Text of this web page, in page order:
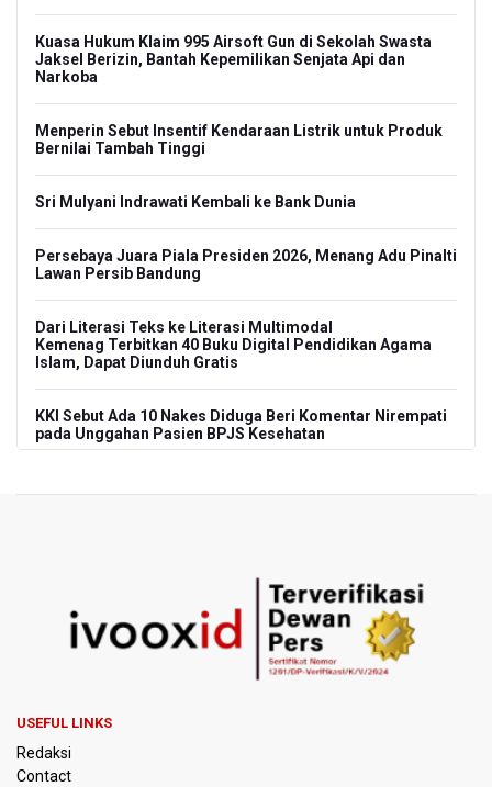
Kuasa Hukum Klaim 995 Airsoft Gun di Sekolah Swasta
Jaksel Berizin, Bantah Kepemilikan Senjata Api dan
Narkoba
Menperin Sebut Insentif Kendaraan Listrik untuk Produk
Bernilai Tambah Tinggi
Sri Mulyani Indrawati Kembali ke Bank Dunia
Persebaya Juara Piala Presiden 2026, Menang Adu Pinalti
Lawan Persib Bandung
Dari Literasi Teks ke Literasi Multimodal
Kemenag Terbitkan 40 Buku Digital Pendidikan Agama
Islam, Dapat Diunduh Gratis
KKI Sebut Ada 10 Nakes Diduga Beri Komentar Nirempati
pada Unggahan Pasien BPJS Kesehatan
995 Senjata Api Ditemukan di Sekolah Swasta di Pondok
Pinang, Jakarta Selatan
Pemadaman Karhutla Gunung Bromo
Pemerintah Tunda Penerapan Pajak Marketplace, DJP:
USEFUL LINKS
Redaksi
Contact